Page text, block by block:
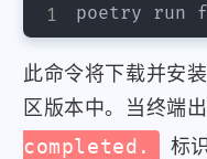
poetry run
此命令将下载并安
区版本中。当终端
completed.
标